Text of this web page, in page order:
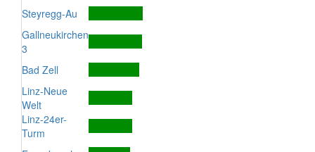
Steyregg-Au
Gallneukirchen
3
Bad Zell
Linz-Neue
Welt
Linz-24er-
Turm